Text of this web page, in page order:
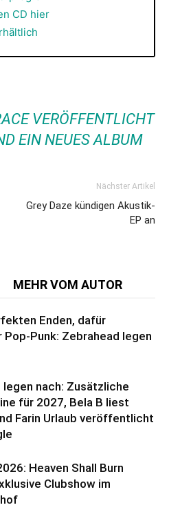
VERÖFFENTLICHT
EIN NEUES ALBUM
Nächster Artikel
Grey Daze kündigen Akustik-
EP an
MEHR VOM AUTOR
Enden, dafür
Punk: Zebrahead legen
legen nach: Zusätzliche
für 2027, Bela B liest
Farin Urlaub veröffentlicht
Heaven Shall Burn
Clubshow im